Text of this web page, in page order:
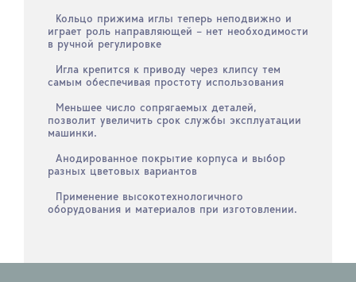
Кольцо прижима иглы теперь неподвижно и
играет роль направляющей – нет необходимости
в ручной регулировке
Игла крепится к приводу через клипсу тем
самым обеспечивая простоту использования
Меньшее число сопрягаемых деталей,
позволит увеличить срок службы эксплуатации
машинки.
Анодированное покрытие корпуса и выбор
разных цветовых вариантов
Применение высокотехнологичного
оборудования и материалов при изготовлении.